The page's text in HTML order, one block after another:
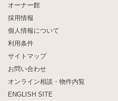
オーナー館
採用情報
個人情報について
利用条件
サイトマップ
お問い合わせ
オンライン相談・物件内覧
ENGLISH SITE